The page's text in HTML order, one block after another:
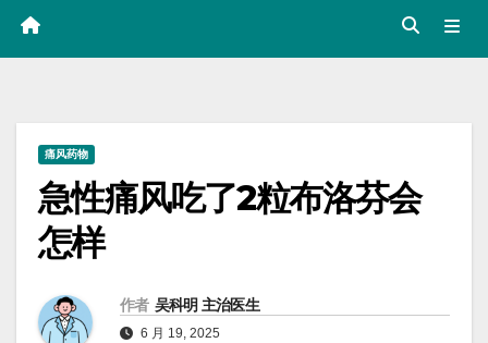
痛风药物
急性痛风吃了2粒布洛芬会
怎样
作者 吴科明 主治医生
6 月 19, 2025